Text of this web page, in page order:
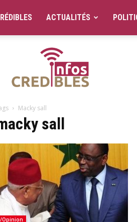
ACTUALITÉS
Macky sall
sall
Opinion